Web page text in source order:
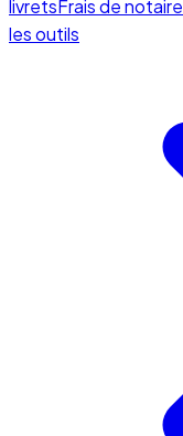
livretsFrais de notaire
les outils